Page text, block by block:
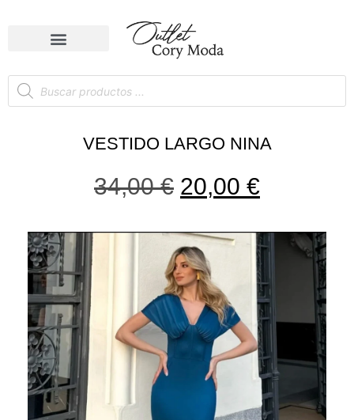
VESTIDO LARGO NINA
34,00€ 20,00 €